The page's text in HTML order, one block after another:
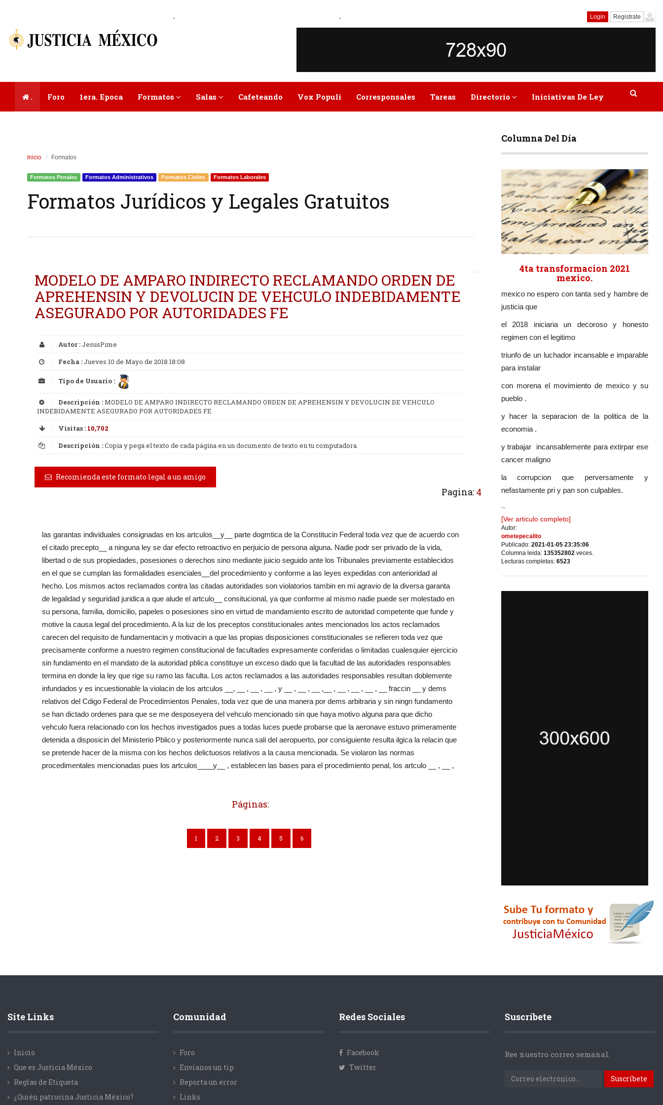
. . Login Registrate
. Foro 1era. Epoca Formatos Salas Cafeteando Vox Populi Corresponsales Tareas Directorio Iniciativas De Ley
Inicio Formatos
Formatos Penales Formatos Administrativos Formatos Civiles Formatos Laborales
Formatos Jurídicos y Legales Gratuitos
MODELO DE AMPARO INDIRECTO RECLAMANDO ORDEN DE
APREHENSIN Y DEVOLUCIN DE VEHCULO INDEBIDAMENTE
ASEGURADO POR AUTORIDADES FE
Autor :JesusPime
Fecha :Jueves 10 de Mayo de 2018 18:08
Tipo de Usuario :
Descripción :MODELO DE AMPARO INDIRECTO RECLAMANDO ORDEN DE APREHENSIN Y DEVOLUCIN DE VEHCULO
INDEBIDAMENTE ASEGURADO POR AUTORIDADES FE
Visitas : 10,702
Descripción :Copia y pega el texto de cada página en un documento de texto en tu computadora.
Recomienda este formato legal a un amigo
Pagina: 4
las garantas individuales consignadas en los artculos__y__ parte dogmtica de la Constitucin Federal toda vez que de acuerdo con
el citado precepto__ a ninguna ley se dar efecto retroactivo en perjuicio de persona alguna. Nadie podr ser privado de la vida,
libertad o de sus propiedades, posesiones o derechos sino mediante juicio seguido ante los Tribunales previamente establecidos
en el que se cumplan las formalidades esenciales__del procedimiento y conforme a las leyes expedidas con anterioridad al
hecho. Los mismos actos reclamados contra las citadas autoridades son violatorios tambin en mi agravio de la diversa garanta
de legalidad y seguridad juridica a que alude el artculo__ consitucional, ya que conforme al mismo nadie puede ser molestado en
su persona, familia, domicilio, papeles o posesiones sino en virtud de mandamiento escrito de autoridad competente que funde y
motive la causa legal del procedimiento. A la luz de los preceptos constitucionales antes mencionados los actos reclamados
carecen del requisito de fundamentacin y motivacin a que las propias disposiciones constitucionales se refieren toda vez que
precisamente conforme a nuestro regimen constitucional de facultades expresamente conferidas o limitadas cualesquier ejercicio
sin fundamento en el mandato de la autoridad pblica constituye un exceso dado que la facultad de las autoridades responsables
termina en donde la ley que rige su ramo las faculta. Los actos reclamados a las autoridades responsables resultan doblemente
infundados y es incuestionable la violacin de los artculos __, __ , __ , __ , y __ , __ , __ ,__ , __ , __ , __ , __ fraccin __ y dems
relativos del Cdigo Federal de Procedimientos Penales, toda vez que de una manera por dems arbitraria y sin ningn fundamento
se han dictado ordenes para que se me desposeyera del vehculo mencionado sin que haya motivo alguna para que dicho
vehculo fuera relacionado con los hechos investigados pues a todas luces puede probarse que la aeronave estuvo primeramente
detenida a disposicin del Ministerio Pblico y posteriormente nunca sali del aeropuerto, por consiguiente resulta ilgica la relacin que
se pretende hacer de la misma con los hechos delictuosos relativos a la causa mencionada. Se violaron las normas
procedimentales mencionadas pues los artculos____y__ , establecen las bases para el procedimiento penal, los artculo __ , __ ,
Páginas:
1 2 3 4 5 6
Columna Del Día
4ta transformacion 2021
mexico.
mexico no espero con tanta sed y hambre de
justicia que
el 2018 iniciaria un decoroso y honesto
regimen con el legitimo
triunfo de un luchador incansable e imparable
para instalar
con morena el movimiento de mexico y su
pueblo .
y hacer la separacion de la politica de la
economia .
y trabajar incansablemente para extirpar ese
cancer maligno
la corrupcion que perversamente y
nefastamente pri y pan son culpables.
...
[Ver articulo completo]
Autor:
ometepecalito
Publicado: 2021-01-05 23:35:06
Columna leida: 135352802 veces.
Lecturas completas: 6523
Site Links
Inicio
Que es Justicia México
Reglas de Etiqueta
¿Quién patrocina Justicia México?
Comunidad
Foro
Envíanos un tip
Reporta un error
Links
Redes Sociales
Facebook
Twitter
Suscríbete
Ree nuestro correo semanal.